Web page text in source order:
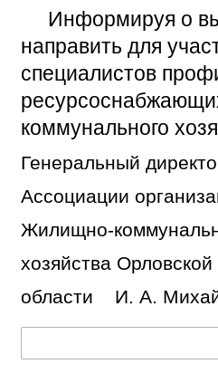
Информируя о
направить для
специалистов
коммунального
Генеральный
Ассоциации
Жилищно-
хозяйства Орловской
области И. А.